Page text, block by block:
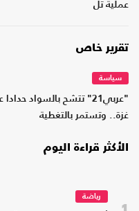
عملية تل
تقرير خاص
سياسة
"عربي21" تتشح بالسواد
غزة.. وتستمر بالتغطية
الأكثر قراءة اليوم
رياضة